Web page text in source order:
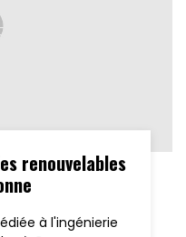
renouvelables
à l'ingénierie